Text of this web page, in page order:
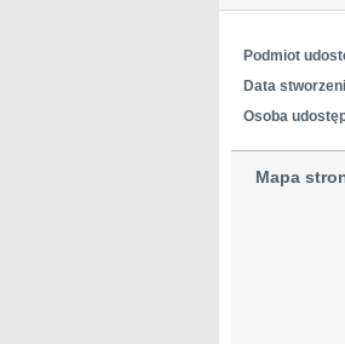
Podmiot
Data
Osoba
Mapa